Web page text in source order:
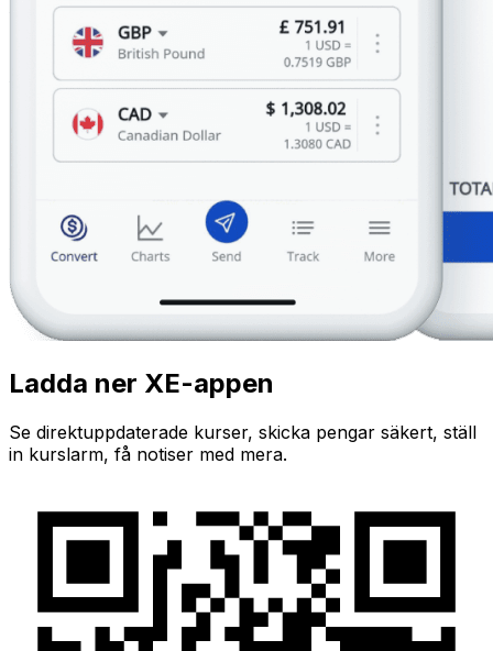
Ladda ner XE-appen
Se direktuppdaterade kurser, skicka pengar säkert, ställ
in kurslarm, få notiser med mera.